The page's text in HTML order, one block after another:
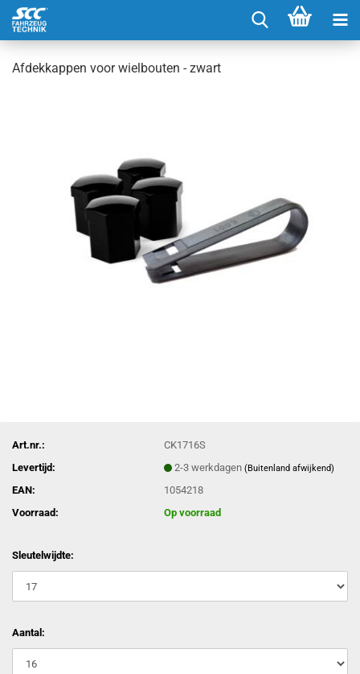
Afdekkappen voor wielbouten - zwart
Art.nr.:
CK1716S
Levertijd:
2-3 werkdagen(Buitenland afwijkend)
EAN:
1054218
Voorraad:
Op voorraad
Sleutelwijdte:
Aantal: